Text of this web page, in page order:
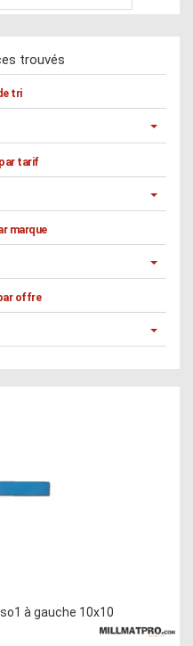
trouvés
tri
tarif
marque
offre
à gauche 10x10